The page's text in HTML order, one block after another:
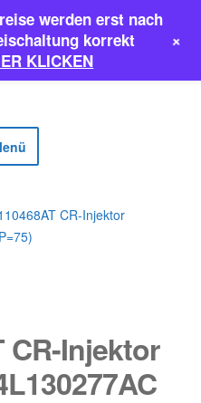
CR-Injektor
CR-Injektor
werden erst nach
korrekt
KLICKEN
+